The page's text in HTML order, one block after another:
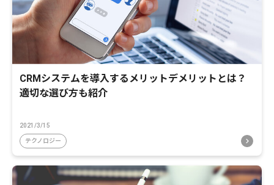
CRMシステムを導入するメリットデメリットとは？
適切な選び方も紹介
2021/3/15
テクノロジー